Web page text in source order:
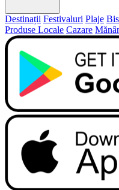
Destinații Festivaluri Plaje
Produse Locale Cazare